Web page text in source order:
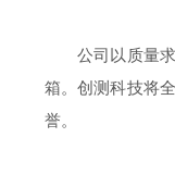
公司以质量
箱。创测科技将
誉。